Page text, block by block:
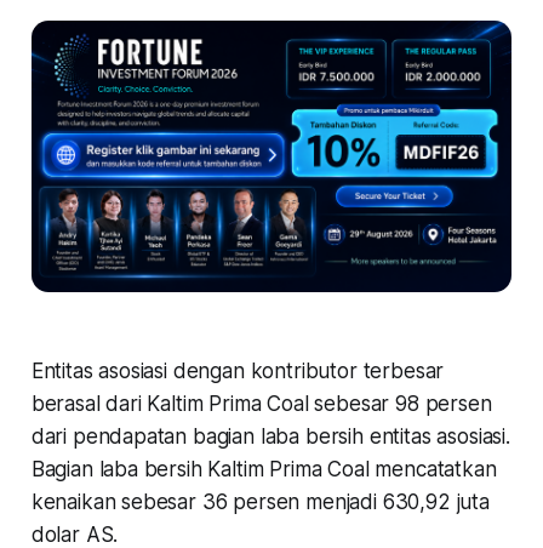
Entitas asosiasi dengan kontributor terbesar
berasal dari Kaltim Prima Coal sebesar 98 persen
dari pendapatan bagian laba bersih entitas asosiasi.
Bagian laba bersih Kaltim Prima Coal mencatatkan
kenaikan sebesar 36 persen menjadi 630,92 juta
dolar AS.